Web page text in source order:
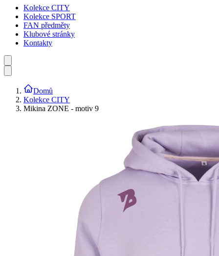
Kolekce CITY
Kolekce SPORT
FAN předměty
Klubové stránky
Kontakty
Domů
Kolekce CITY
Mikina ZONE - motiv 9